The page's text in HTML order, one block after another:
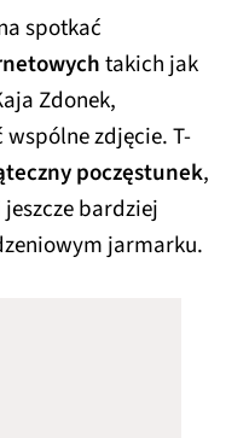
spotkać
takich jak
Zdonek,
zdjęcie. T-
poczęstunek,
bardziej
jarmarku.